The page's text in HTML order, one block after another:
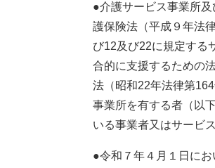
●介護サービス事業所
護保険法（平成９年法
び12及び22に規定する
合的に支援するための
法（昭和22年法律第
事業所を有する者（以
いる事業者又はサービ
●令和７年４月１日に